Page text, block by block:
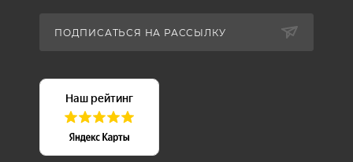
ПОДПИСАТЬСЯ НА РАССЫЛКУ